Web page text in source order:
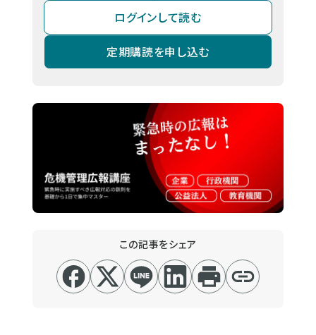
ログインして読む
定期購読を申し込む
この記事をシェア